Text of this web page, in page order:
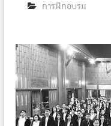
การฝึกอบรม